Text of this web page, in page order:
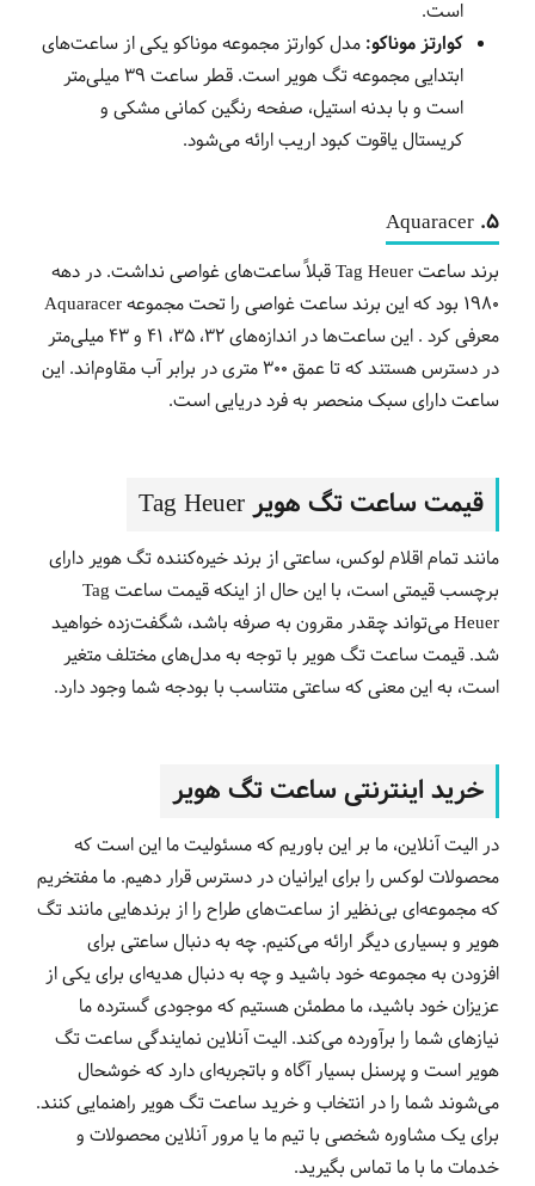
است.
کوارتز موناکو: مدل کوارتز مجموعه موناکو یکی از ساعت‌های
ابتدایی مجموعه تگ هویر است. قطر ساعت 39 میلی‌متر
است و با بدنه استیل، صفحه رنگین کمانی مشکی و
کریستال یاقوت کبود اریب ارائه می‌شود.
5. Aquaracer
برند ساعت Tag Heuer قبلاً ساعت‌های غواصی نداشت. در دهه
1980 بود که این برند ساعت غواصی را تحت مجموعه Aquaracer
معرفی کرد . این ساعت‌ها در اندازه‌های 32، 35، 41 و 43 میلی‌متر
در دسترس هستند که تا عمق 300 متری در برابر آب مقاوم‌اند. این
ساعت دارای سبک منحصر به فرد دریایی است.
قیمت ساعت تگ هویر Tag Heuer
مانند تمام اقلام لوکس، ساعتی از برند خیره‌کننده تگ هویر دارای
برچسب قیمتی است، با این حال از اینکه قیمت ساعت Tag
Heuer می‌تواند چقدر مقرون به صرفه باشد، شگفت‌زده خواهید
شد. قیمت ساعت تگ هویر با توجه به مدل‌های مختلف متغیر
است، به این معنی که ساعتی متناسب با بودجه شما وجود دارد.
خرید اینترنتی ساعت تگ هویر
در الیت آنلاین، ما بر این باوریم که مسئولیت ما این است که
محصولات لوکس را برای ایرانیان در دسترس قرار دهیم. ما مفتخریم
که مجموعه‌ای بی‌نظیر از ساعت‌های طراح را از برندهایی مانند تگ
هویر و بسیاری دیگر ارائه می‌کنیم. چه به دنبال ساعتی برای
افزودن به مجموعه خود باشید و چه به دنبال هدیه‌ای برای یکی از
عزیزان خود باشید، ما مطمئن هستیم که موجودی گسترده ما
نیازهای شما را برآورده می‌کند. الیت آنلاین نمایندگی ساعت تگ
هویر است و پرسنل بسیار آگاه و باتجربه‌ای دارد که خوشحال
می‌شوند شما را در انتخاب و خرید ساعت تگ هویر راهنمایی کنند.
برای یک مشاوره شخصی با تیم ما یا مرور آنلاین محصولات و
خدمات ما با ما تماس بگیرید.